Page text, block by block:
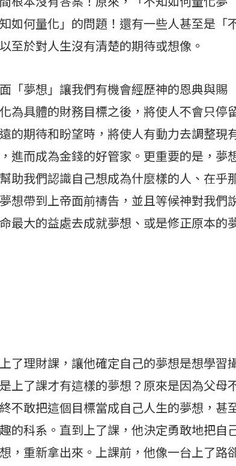
如何量化」的問題！還有一些人甚至是「
至於對人生沒有清楚的期待或想像。
「夢想」讓我們有機會經歷神的恩典與賜
為具體的財務目標之後，將使人不會只停
的期待和盼望時，將使人有動力去調整現
進而成為金錢的好管家。更重要的是，夢
助我們認識自己想成為什麼樣的人、在乎
想帶到上帝面前禱告，並且等候神對我們
最大的益處去成就夢想、或是修正原本的
了理財課，讓他確定自己的夢想是想學習
上了課才有這樣的夢想？原來是因為父母
不敢把這個目標當成自己人生的夢想，甚
的科系。直到上了課，他決定勇敢地把自
，重新拿出來。上課前，他像一台上了路